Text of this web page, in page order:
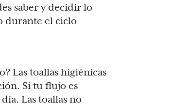
saber y decidir lo
durante el ciclo
Las toallas higiénicas
Si tu flujo es
Las toallas no